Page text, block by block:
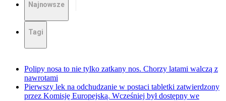
Najnowsze
Tagi
Polipy nosa to nie tylko zatkany nos. Chorzy latami walczą z
nawrotami
Pierwszy lek na odchudzanie w postaci tabletki zatwierdzony
przez Komisję Europejską. Wcześniej był dostępny we